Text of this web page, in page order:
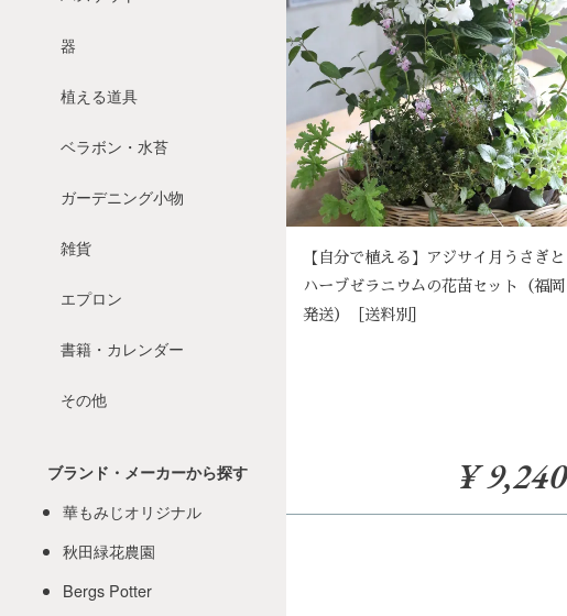
【自分で植える】アジサイ月うさぎと
ハーブゼラニウムの花苗セット（福岡
発送）［送料別］
¥ 9,240
器
植える道具
ベラボン・水苔
ガーデニング小物
雑貨
エプロン
書籍・カレンダー
その他
ブランド・メーカーから探す
華もみじオリジナル
秋田緑花農園
Bergs Potter